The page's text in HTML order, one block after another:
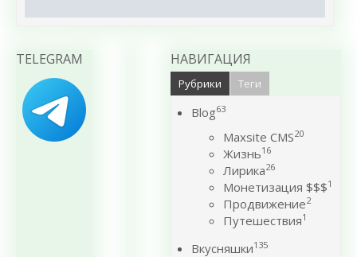
TELEGRAM НАВИГАЦИЯ
Рубрики Теги
Blog63
Maxsite CMS20
Жизнь16
Лирика26
Монетизация $$$1
Продвижение2
Путешествия1
Вкусняшки135